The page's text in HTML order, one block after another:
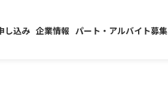
し込み 企業情報 パート・アルバイト募集